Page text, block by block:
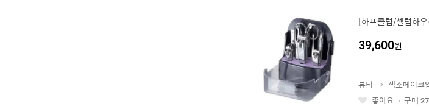
[하프클럽/셀럽하
39,600원
좋
뷰티 색조메이크
좋아요
구매